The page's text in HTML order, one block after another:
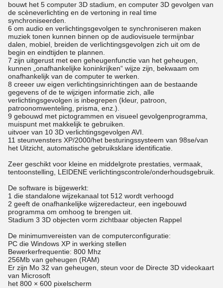
bouwt het 5 computer 3D stadium, en computer 3D gevolgen van
de scèneverlichting en de vertoning in real time
synchroniseerden.
6 om audio en verlichtingsgevolgen te synchroniseren maken
muziek tonen kunnen binnen op de audiovisuele termijnbar
dalen, mobiel, breiden de verlichtingsgevolgen zich uit om de
begin en eindtijden te plannen.
7 zijn uitgerust met een geheugenfunctie van het geheugen,
kunnen „onafhankelijke koninkrijken“ wijze zijn, bekwaam om
onafhankelijk van de computer te werken.
8 creeer uw eigen verlichtingsinrichtingen aan de bestaande
gegevens of de te wijzigen informatie zich, alle
verlichtingsgevolgen is inbegrepen (kleur, patroon,
patroonomwenteling, prisma, enz.).
9 gebouwd met pictogrammen en visueel gevolgenprogramma,
muispunt met makkelijk te gebruiken.
uitvoer van 10 3D verlichtingsgevolgen AVI.
11 steunvensters XP/2000/het besturingssysteem van 98se/van
het Uitzicht, automatische gebruiksklare identificatie.
Zeer geschikt voor kleine en middelgrote prestaties, vermaak,
tentoonstelling, LEIDENE verlichtingscontrole/onderhoudsgebruik.
De software is bijgewerkt:
1 die standalone wijzekanaal tot 512 wordt verhoogd
2 geeft de onafhankelijke wijzeredacteur, een ingebouwd
programma om omhoog te brengen uit.
Stadium 3 3D objecten vorm zichtbaar objecten Rappel
De minimumvereisten van de computerconfiguratie:
PC die Windows XP in werking stellen
Bewerkerfrequentie: 800 Mhz
256Mb van geheugen (RAM)
Er zijn Mo 32 van geheugen, steun voor de Directe 3D videokaart
van Microsoft
het 800 × 600 pixelscherm